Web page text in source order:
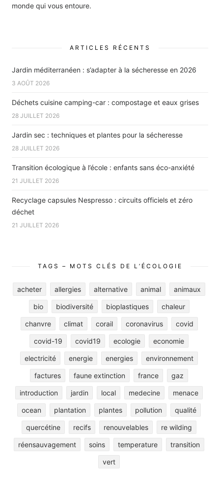
monde qui vous entoure.
ARTICLES RÉCENTS
Jardin méditerranéen : s’adapter à la sécheresse en 2026
3 AOÛT 2026
Déchets cuisine camping-car : compostage et eaux grises
28 JUILLET 2026
Jardin sec : techniques et plantes pour la sécheresse
28 JUILLET 2026
Transition écologique à l’école : enfants sans éco-anxiété
21 JUILLET 2026
Recyclage capsules Nespresso : circuits officiels et zéro
déchet
21 JUILLET 2026
TAGS – MOTS CLÉS DE L’ÉCOLOGIE
acheter allergies alternative animal animaux
bio biodiversité bioplastiques chaleur
chanvre climat corail coronavirus covid
covid-19 covid19 ecologie economie
electricité energie energies environnement
factures faune extinction france gaz
introduction jardin local medecine menace
ocean plantation plantes pollution qualité
quercétine recifs renouvelables re wilding
réensauvagement soins temperature transition
vert